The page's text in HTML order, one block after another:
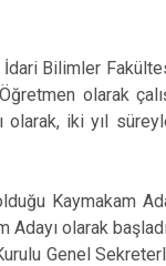
Bilimler
olarak
olarak, iki yıl
Kaymakam
olarak
Genel